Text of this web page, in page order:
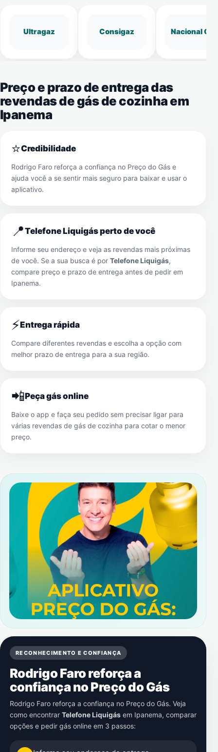
Ultragaz Consigaz Nacional Gás
Preço e prazo de entrega das
revendas de gás de cozinha em
Ipanema
⭐Credibilidade
Rodrigo Faro reforça a confiança no Preço do Gás e
ajuda você a se sentir mais seguro para baixar e usar o
aplicativo.
📍Telefone Liquigás perto de você
Informe seu endereço e veja as revendas mais próximas
de você. Se a sua busca é por Telefone Liquigás,
compare preço e prazo de entrega antes de pedir em
Ipanema.
⚡Entrega rápida
Compare diferentes revendas e escolha a opção com
melhor prazo de entrega para a sua região.
📲Peça gás online
Baixe o app e faça seu pedido sem precisar ligar para
várias revendas de gás de cozinha para cotar o menor
preço.
RECONHECIMENTO E CONFIANÇA
Rodrigo Faro reforça a
confiança no Preço do Gás
Rodrigo Faro reforça a confiança no Preço do Gás. Veja
como encontrar Telefone Liquigás em Ipanema, comparar
opções e pedir gás online em 3 passos: